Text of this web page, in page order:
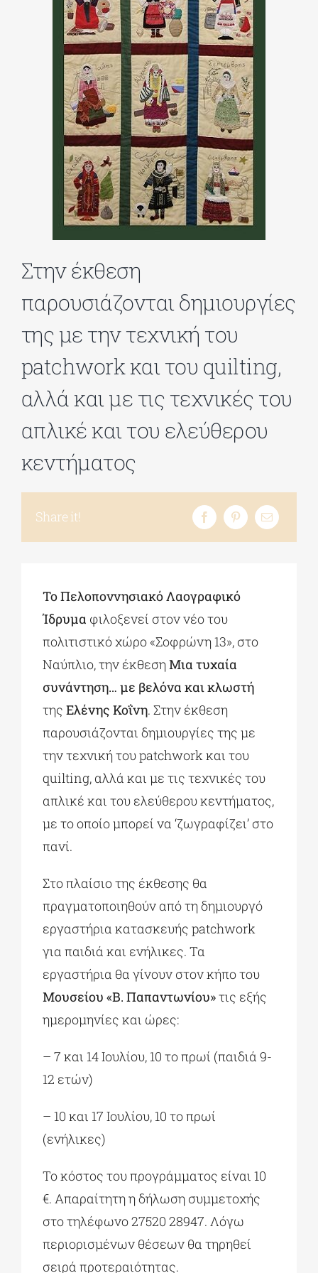
ΔΙΔΑΚΤΟΡΙΚΑ
ΕΚΠΑΙΔΕΥΤΙΚΑ ΙΔΡΥΜΑΤΑ
ΠΟΛΙΤΙΣΤΙΚΟΙ ΦΟΡΕΙΣ
ΧΩΡΟΙ ΤΕΧΝΗΣ
ΕΚΔΗΛΩΣΕΙΣ
Στην έκθεση
παρουσιάζονται δημιουργίες
της με την τεχνική του
patchwork και του quilting,
αλλά και με τις τεχνικές του
απλικέ και του ελεύθερου
κεντήματος
Share it!
Το Πελοποννησιακό Λαογραφικό
Ίδρυμα φιλοξενεί στον νέο του
πολιτιστικό χώρο «Σοφρώνη 13», στο
Ναύπλιο, την έκθεσηΜια τυχαία
συνάντηση… με βελόνα και κλωστή
της Ελένης Κοΐνη. Στην έκθεση
παρουσιάζονται δημιουργίες της με
την τεχνική του patchwork και του
quilting, αλλά και με τις τεχνικές του
απλικέ και του ελεύθερου κεντήματος,
με το οποίο μπορεί να ‘ζωγραφίζει’ στο
πανί.
Στο πλαίσιο της έκθεσης θα
πραγματοποιηθούν από τη δημιουργό
εργαστήρια κατασκευής patchwork
για παιδιά και ενήλικες. Τα
εργαστήρια θα γίνουν στον κήπο του
Μουσείου «Β. Παπαντωνίου»τις εξής
ημερομηνίες και ώρες:
– 7 και 14 Ιουλίου, 10 το πρωί (παιδιά 9-
12 ετών)
– 10 και 17 Ιουλίου, 10 το πρωί
(ενήλικες)
Το κόστος του προγράμματος είναι 10
€. Απαραίτητη η δήλωση συμμετοχής
στο τηλέφωνο 27520 28947. Λόγω
περιορισμένων θέσεων θα τηρηθεί
σειρά προτεραιότητας.